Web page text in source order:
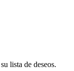
lista de deseos.